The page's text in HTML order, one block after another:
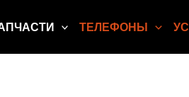
ТЕЛЕФОНЫ